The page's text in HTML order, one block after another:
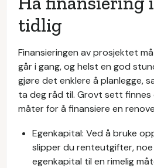
tidlig
Finansieringen av prosjektet
går i gang, og helst en god
gjøre det enklere å planlegge,
ta deg råd til. Grovt sett finnes
måter for å finansiere en
Egenkapital: Ved å bruke
slipper du renteutgifter,
egenkapital til en rimelig